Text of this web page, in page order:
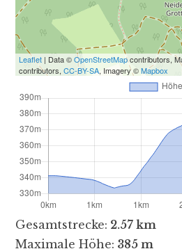
Leaflet| Data ©OpenStreetMapcontributors,
contributors, CC-BY-SA, Imagery ©Mapbox
Gesamtstrecke: 2.57 km
Maximale Höhe: 385 m